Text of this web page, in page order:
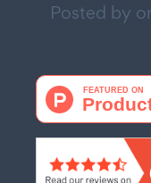
Posted by